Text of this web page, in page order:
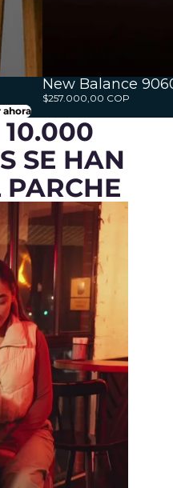
New Balance
$257.000,00 COP
ahora
10.000
SE HAN